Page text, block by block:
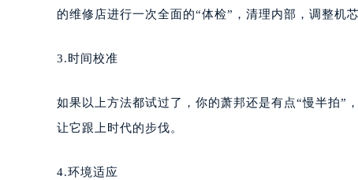
的维修店进行一次全面的“体检”，清理内部，调整机
3.时间校准
如果以上方法都试过了，你的萧邦还是有点“慢半拍”
让它跟上时代的步伐。
4.环境适应